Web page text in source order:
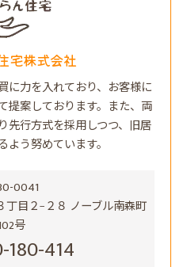
宅株式会社
に力を入れており、お客様に
提案しております。また、両
先行方式を採用しつつ、旧居
う努めています。
0041
目２−２８ ノーブル南森町
号
180-414